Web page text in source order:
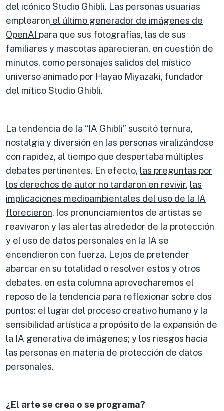
del icónico Studio Ghibli. Las personas usuarias
emplearon el último generador de imágenes de
OpenAI para que sus fotografías, las de sus
familiares y mascotas aparecieran, en cuestión de
minutos, como personajes salidos del místico
universo animado por Hayao Miyazaki, fundador
del mítico Studio Ghibli.
La tendencia de la “IA Ghibli” suscitó ternura,
nostalgia y diversión en las personas viralizándose
con rapidez, al tiempo que despertaba múltiples
debates pertinentes. En efecto, las preguntas por
los derechos de autor no tardaron en revivir, las
implicaciones medioambientales del uso de la IA
florecieron, los pronunciamientos de artistas se
reavivaron y las alertas alrededor de la protección
y el uso de datos personales en la IA se
encendieron con fuerza. Lejos de pretender
abarcar en su totalidad o resolver estos y otros
debates, en esta columna aprovecharemos el
reposo de la tendencia para reflexionar sobre dos
puntos: el lugar del proceso creativo humano y la
sensibilidad artística a propósito de la expansión de
la IA generativa de imágenes; y los riesgos hacia
las personas en materia de protección de datos
personales.
¿El arte se crea o se programa?